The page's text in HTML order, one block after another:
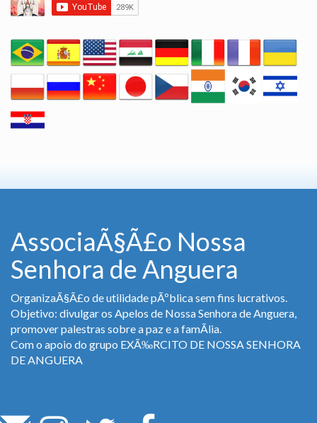
AssociaÃ§Ã£o Nossa
Senhora de Anguera
OrganizaÃ§Ã£o de utilidade pÃºblica sem fins lucrativos.
Objetivo: divulgar os Apelos de Nossa Senhora de Anguera,
promover palestras sobre a paz e a famÃ­lia.
Com o apoio do grupo EXÃ‰RCITO DE NOSSA SENHORA
DE ANGUERA